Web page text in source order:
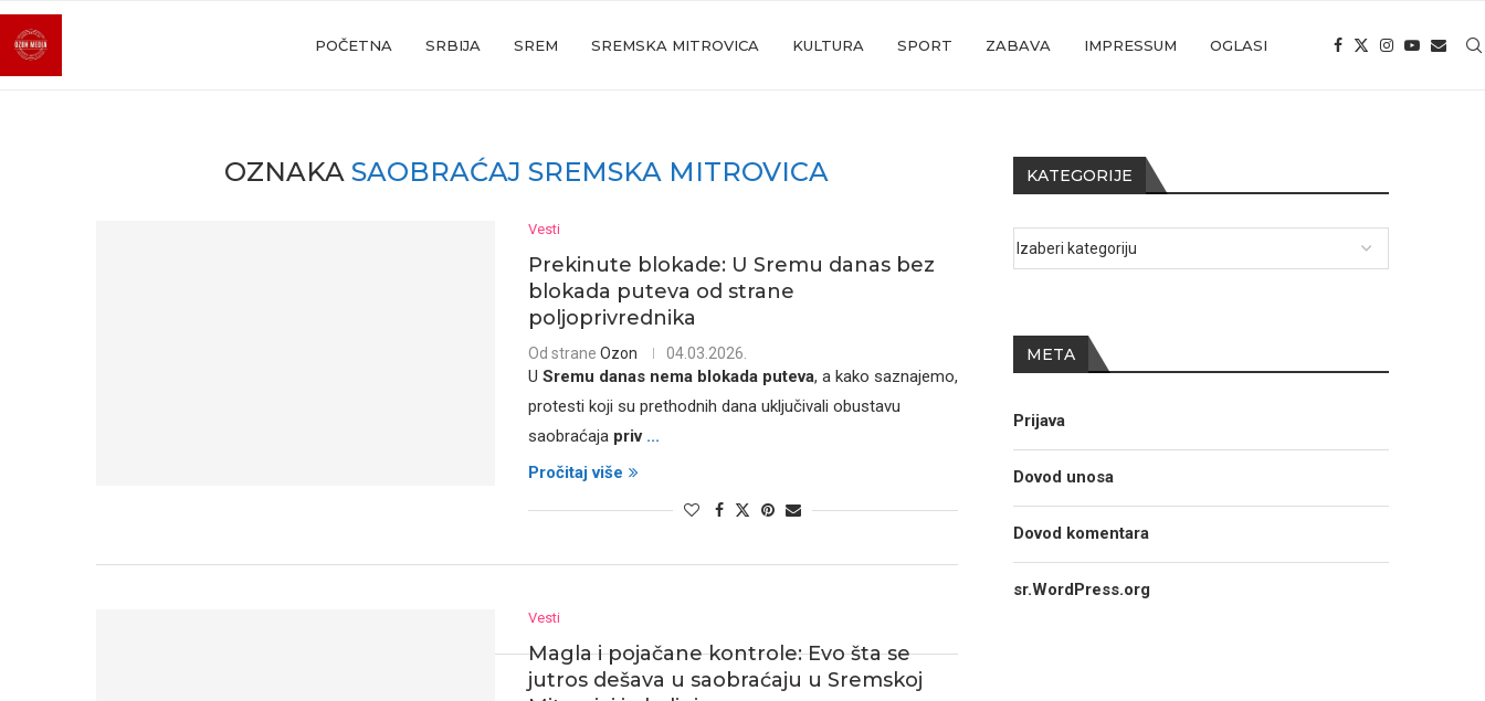
POČETNA SRBIJA SREM SREMSKA MITROVICA KULTURA SPORT ZABAVA IMPRESSUM OGLASI
OZNAKASAOBRAĆAJ SREMSKA MITROVICA
Vesti
Prekinute blokade: U Sremu danas bez
blokada puteva od strane
poljoprivrednika
Od strane Ozon 04.03.2026.
U Sremu danas nema blokada puteva, a kako saznajemo,
protesti koji su prethodnih dana uključivali obustavu
saobraćaja priv ...
Pročitaj više
Vesti
Magla i pojačane kontrole: Evo šta se
jutros dešava u saobraćaju u Sremskoj
KATEGORIJE
META
Prijava
Dovod unosa
Dovod komentara
sr.WordPress.org